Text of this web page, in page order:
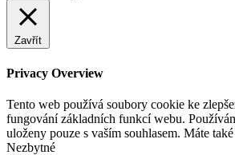
Zavřít
Privacy Overview
Tento web používá soubory cookie ke
fungování základních funkcí webu.
uloženy pouze s vaším souhlasem. Máte
Nezbytné